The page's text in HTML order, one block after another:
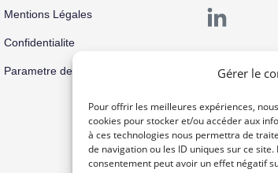
Gérer le
Pour offrir les meilleures expériences,
cookies pour stocker et/ou accéder aux
à ces technologies nous permettra de
de navigation ou les ID uniques sur ce
consentement peut avoir un effet négatif
Mentions Légales
Confidentialite
Parametre des cookies